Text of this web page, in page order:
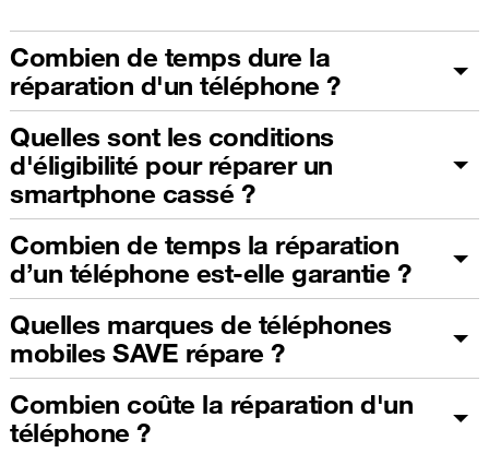
Combien de temps dure la
réparation d'un téléphone ?
Quelles sont les conditions
d'éligibilité pour réparer un
smartphone cassé ?
Combien de temps la réparation
d’un téléphone est-elle garantie ?
Quelles marques de téléphones
mobiles SAVE répare ?
Combien coûte la réparation d'un
téléphone ?